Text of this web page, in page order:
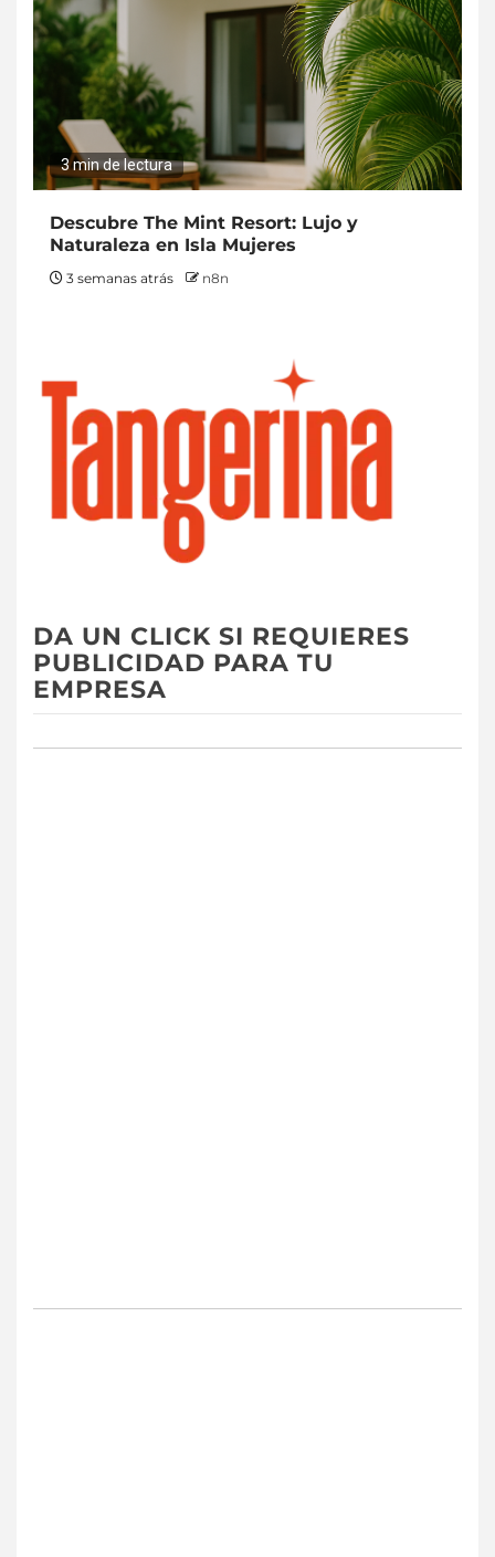
3 min de lectura
Descubre The Mint Resort: Lujo y
Naturaleza en Isla Mujeres
3 semanas atrás n8n
DA UN CLICK SI REQUIERES
PUBLICIDAD PARA TU
EMPRESA